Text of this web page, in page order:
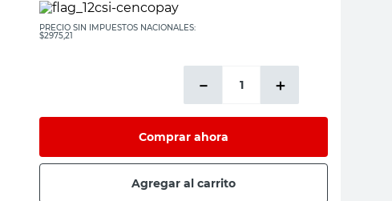
PRECIO SIN IMPUESTOS NACIONALES:
$2975,21
＋
－
Comprar ahora
Agregar al carrito